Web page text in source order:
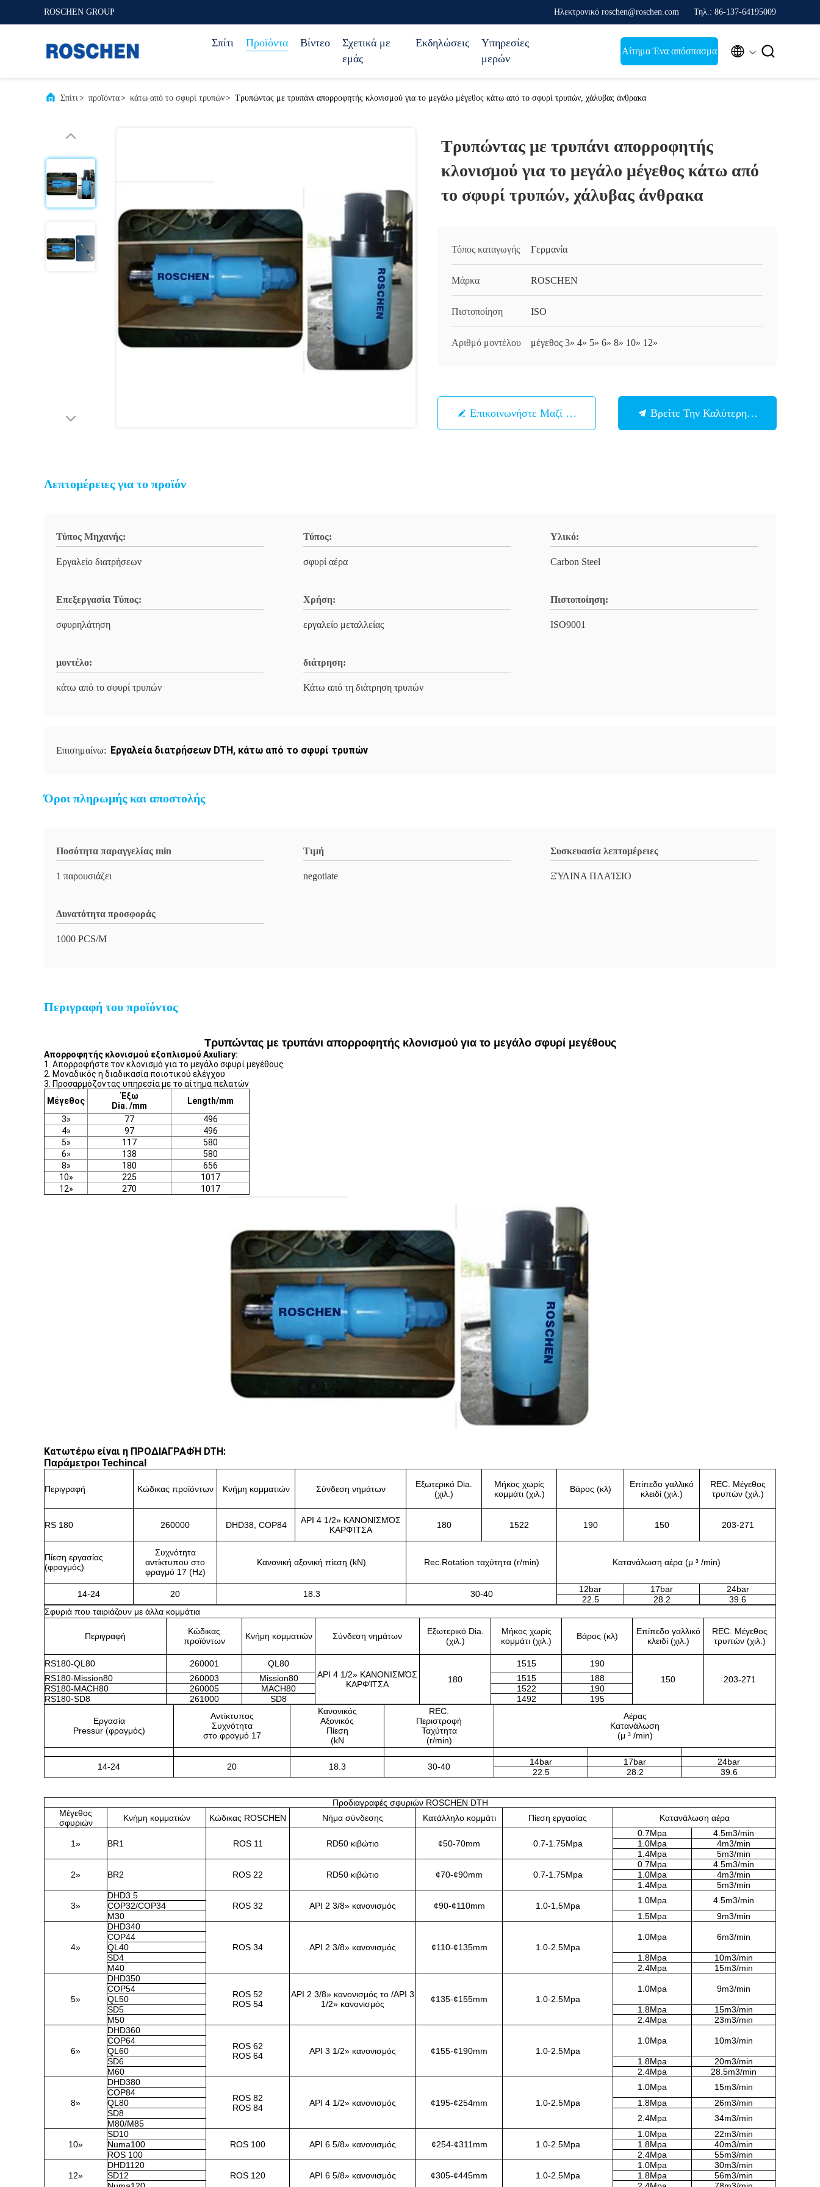
ROSCHEN GROUP Ηλεκτρονικό roschen@roschen.com Τηλ.: 86-137-64195009
Σπίτι Προϊόντα Βίντεο
Σχετικά με
εμάς
Εκδηλώσεις
Υπηρεσίες
μερών
Αίτημα Ένα απόσπασμα  
Σπίτι> προϊόντα> κάτω από το σφυρί τρυπών> Τρυπώντας με τρυπάνι απορροφητής κλονισμού για το μεγάλο μέγεθος κάτω από το σφυρί τρυπών, χάλυβας άνθρακα
Τρυπώντας με τρυπάνι απορροφητής
κλονισμού για το μεγάλο μέγεθος κάτω από
το σφυρί τρυπών, χάλυβας άνθρακα
Τόπος καταγωγής Γερμανία
Μάρκα ROSCHEN
Πιστοποίηση ISO
Αριθμό μοντέλου μέγεθος 3» 4» 5» 6» 8» 10» 12»
Επικοινωνήστε Μαζί Μας Βρείτε Την Καλύτερη Τιμή
Λεπτομέρειες για το προϊόν
Τύπος Μηχανής:
Εργαλείο διατρήσεων
Τύπος:
σφυρί αέρα
Υλικό:
Carbon Steel
Επεξεργασία Τύπος:
σφυρηλάτηση
Χρήση:
εργαλείο μεταλλείας
Πιστοποίηση:
ISO9001
μοντέλο:
κάτω από το σφυρί τρυπών
διάτρηση:
Κάτω από τη διάτρηση τρυπών
Επισημαίνω: Εργαλεία διατρήσεων DTH, κάτω από το σφυρί τρυπών
Όροι πληρωμής και αποστολής
Ποσότητα παραγγελίας min
1 παρουσιάζει
Τιμή
negotiate
Συσκευασία λεπτομέρειες
ΞΎΛΙΝΑ ΠΛΑΊΣΙΟ
Δυνατότητα προσφοράς
1000 PCS/M
Περιγραφή του προϊόντος
Τρυπώντας με τρυπάνι απορροφητής κλονισμού για το μεγάλο σφυρί μεγέθους
Απορροφητής κλονισμού εξοπλισμού Axuliary:
1. Απορροφήστε τον κλονισμό για το μεγάλο σφυρί μεγέθους
2. Μοναδικός η διαδικασία ποιοτικού ελέγχου
3. Προσαρμόζοντας υπηρεσία με το αίτημα πελατών
Μέγεθος
Έξω
Dia. /mm
Length/mm
3»
77
496
4»
97
496
5»
117
580
6»
138
580
8»
180
656
10»
225
1017
12»
270 1017
Κατωτέρω είναι η ΠΡΟΔΙΑΓΡΑΦΉ DTH:
Παράμετροι Techincal
Περιγραφή Κώδικας προϊόντων Κνήμη κομματιών Σύνδεση νημάτων
Εξωτερικό Dia.
(χιλ.)
Μήκος χωρίς
κομμάτι (χιλ.)
Βάρος (κλ)
Επίπεδο γαλλικό
κλειδί (χιλ.)
REC. Μέγεθος
τρυπών (χιλ.)
RS 180 260000 DHD38, COP84
API 4 1/2» ΚΑΝΟΝΙΣΜΌΣ
ΚΑΡΦΊΤΣΑ
180 1522 190 150 203-271
Πίεση εργασίας
(φραγμός)
Συχνότητα
αντίκτυπου στο
φραγμό 17 (Hz)
Κανονική αξονική πίεση (kN) Rec.Rotation ταχύτητα (r/min) Κατανάλωση αέρα (μ ³ /min)
14-24 20 18.3 30-40 12bar 17bar
24bar
22.5
28.2
39.6
Σφυριά που ταιριάζουν με άλλα κομμάτια
Περιγραφή
Κώδικας
προϊόντων
Κνήμη κομματιών Σύνδεση νημάτων
Εξωτερικό Dia.
(χιλ.)
Μήκος χωρίς
κομμάτι (χιλ.)
Βάρος (κλ)
Επίπεδο γαλλικό
κλειδί (χιλ.)
REC. Μέγεθος
τρυπών (χιλ.)
RS180-QL80 260001
QL80
API 4 1/2» ΚΑΝΟΝΙΣΜΌΣ
ΚΑΡΦΊΤΣΑ
180
1515
190
150
203-271
RS180-Mission80 260003 Mission80 1515
188
RS180-MACH80
260005 MACH80 1522
190
RS180-SD8
261000 SD8 1492 195
Εργασία
Pressur (φραγμός)
Αντίκτυπος
Συχνότητα
στο φραγμό 17
Κανονικός
Αξονικός
Πίεση
(kN
REC.
Περιστροφή
Ταχύτητα
(r/min)
Αέρας
Κατανάλωση
(μ ³ /min)
14-24 20 18.3 30-40 14bar 17bar
24bar
22.5
28.2 39.6
Προδιαγραφές σφυριών ROSCHEN DTH
Μέγεθος
σφυριών
Κνήμη κομματιών Κώδικας ROSCHEN Νήμα σύνδεσης Κατάλληλο κομμάτι Πίεση εργασίας Κατανάλωση αέρα
1» BR1 ROS 11 RD50 κιβώτιο ¢50-70mm 0.7-1.75Mpa
0.7Mpa
4.5m3/min
1.0Mpa
4m3/min
1.4Mpa
5m3/min
2» BR2 ROS 22 RD50 κιβώτιο ¢70-¢90mm 0.7-1.75Mpa
0.7Mpa
4.5m3/min
1.0Mpa
4m3/min
1.4Mpa
5m3/min
3»
DHD3.5
ROS 32
API 2 3/8» κανονισμός ¢90-¢110mm 1.0-1.5Mpa
1.0Mpa 4.5m3/min
COP32/COP34
M30
1.5Mpa 9m3/min
4»
DHD340
ROS 34 API 2 3/8» κανονισμός ¢110-¢135mm 1.0-2.5Mpa
1.0Mpa 6m3/min
COP44
QL40
SD4
1.8Mpa
10m3/min
M40
2.4Mpa 15m3/min
5»
DHD350
ROS 52
ROS 54
API 2 3/8» κανονισμός το /API 3
1/2» κανονισμός
¢135-¢155mm 1.0-2.5Mpa
1.0Mpa 9m3/min
COP54
QL50
SD5
1.8Mpa
15m3/min
M50
2.4Mpa 23m3/min
6»
DHD360
ROS 62
ROS 64
API 3 1/2» κανονισμός ¢155-¢190mm 1.0-2.5Mpa
1.0Mpa 10m3/min
COP64
QL60
SD6
1.8Mpa
20m3/min
M60
2.4Mpa 28.5m3/min
8»
DHD380
ROS 82
ROS 84
API 4 1/2» κανονισμός ¢195-¢254mm 1.0-2.5Mpa
1.0Mpa 15m3/min
COP84
QL80
1.8Mpa
26m3/min
SD8
2.4Mpa 34m3/min
M80/M85
10»
SD10
ROS 100
API 6 5/8» κανονισμός ¢254-¢311mm 1.0-2.5Mpa
1.0Mpa
22m3/min
Numa100
1.8Mpa
40m3/min
ROS 100
2.4Mpa 55m3/min
12»
DHD1120
ROS 120
API 6 5/8» κανονισμός ¢305-¢445mm 1.0-2.5Mpa
1.0Mpa
30m3/min
SD12
1.8Mpa
56m3/min